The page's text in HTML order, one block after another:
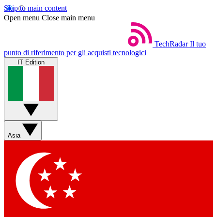
Skip to main content
Open menu Close main menu
TechRadar Il tuo
punto di riferimento per gli acquisti tecnologici
IT Edition
Asia